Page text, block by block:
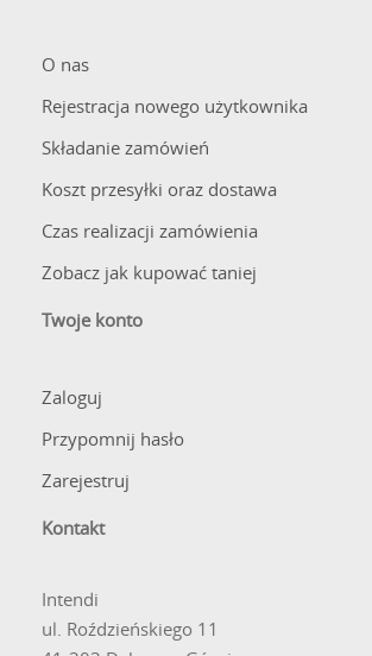
O nas
Rejestracja nowego użytkownika
Składanie zamówień
Koszt przesyłki oraz dostawa
Czas realizacji zamówienia
Zobacz jak kupować taniej
Twoje konto
Zaloguj
Przypomnij hasło
Zarejestruj
Kontakt
Intendi
ul. Roździeńskiego 11